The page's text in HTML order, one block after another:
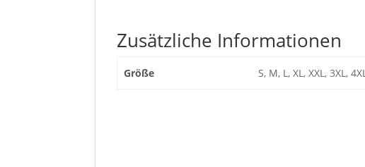
Zusätzliche Informationen
Größe S, M, L, XL, XXL, 3XL, 4XL